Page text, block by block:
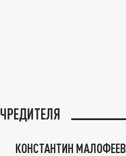
КОНСТАНТИН МАЛОФЕЕВ